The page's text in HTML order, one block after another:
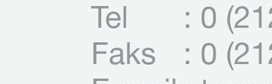
Tel
: 0
Faks
: 0